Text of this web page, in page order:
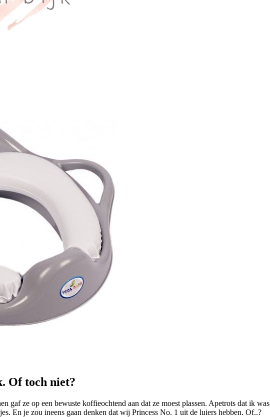
Of toch niet?
gaf ze op een bewuste koffieochtend aan dat ze moest plassen. Apetrots dat ik
En je zou ineens gaan denken dat wij Princess No. 1 uit de luiers hebben. Of..?